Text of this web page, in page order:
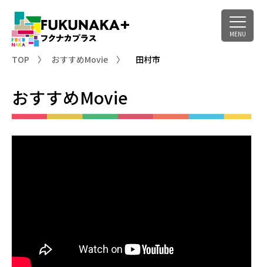
TOP おすすめMovie 田村市
おすすめMovie